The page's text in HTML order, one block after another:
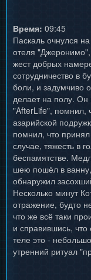
Время: 09:45
Паскаль очнулся
отеля
жест добрых
сотрудничество в
боли, и задумчиво
делает на полу.
"AfterLife", помнил,
азарийской
помнил, что
случае, тяжесть в
беспамятстве.
шею пошёл в
обнаружил
Несколько минут
отражение, будто
что же всё таки
и справившись,
теле это -
утренний ритуал